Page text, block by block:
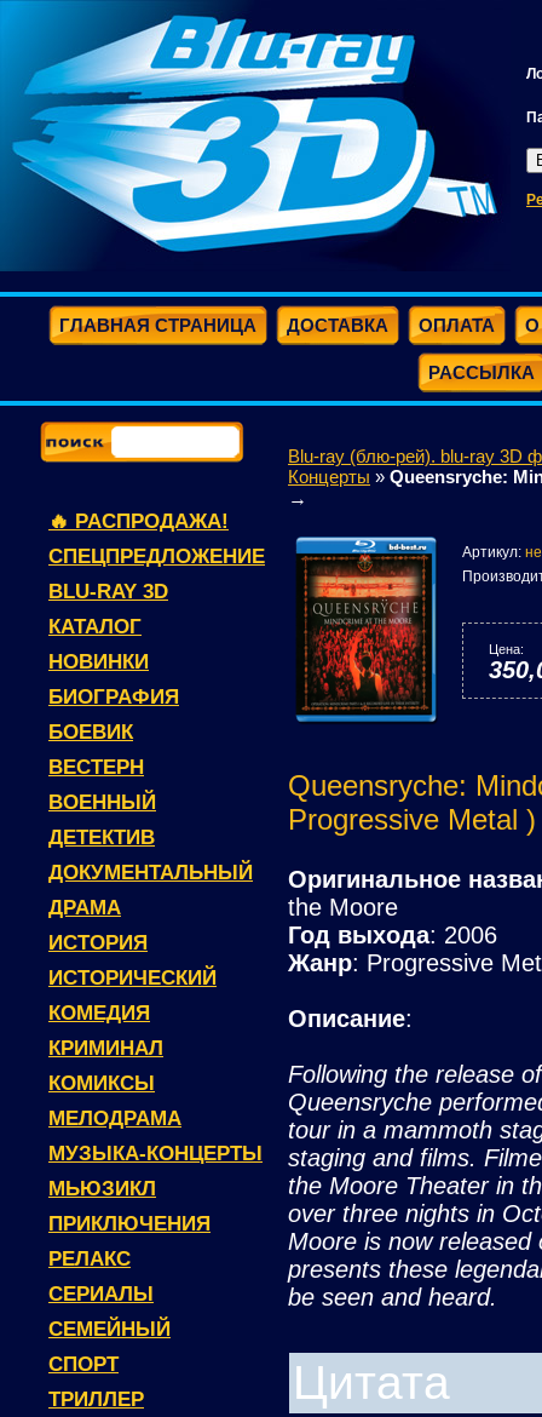
ГЛАВНАЯ СТРАНИЦА ДОСТАВКА ОПЛАТА О
РАССЫЛКА
🔥 РАСПРОДАЖА!
СПЕЦПРЕДЛОЖЕНИЕ
BLU-RAY 3D
КАТАЛОГ
НОВИНКИ
БИОГРАФИЯ
БОЕВИК
ВЕСТЕРН
ВОЕННЫЙ
ДЕТЕКТИВ
ДОКУМЕНТАЛЬНЫЙ
ДРАМА
ИСТОРИЯ
ИСТОРИЧЕСКИЙ
КОМЕДИЯ
КРИМИНАЛ
КОМИКСЫ
МЕЛОДРАМА
МУЗЫКА-КОНЦЕРТЫ
МЬЮЗИКЛ
ПРИКЛЮЧЕНИЯ
РЕЛАКС
СЕРИАЛЫ
СЕМЕЙНЫЙ
СПОРТ
ТРИЛЛЕР
Blu-ray (блю-рей). blu-ray 3D
Концерты » Queensryche:
→
Артикул:
Цена:
Queensryche:
Progressive Metal )
Оригинальное
the Moore
Год выхода: 2006
Жанр: Progressive
Описание:
Following the release
Queensryche
tour in a mammoth
staging and films.
the Moore Theater in
over three nights in
Moore is now
presents these
be seen and heard.
Цитата